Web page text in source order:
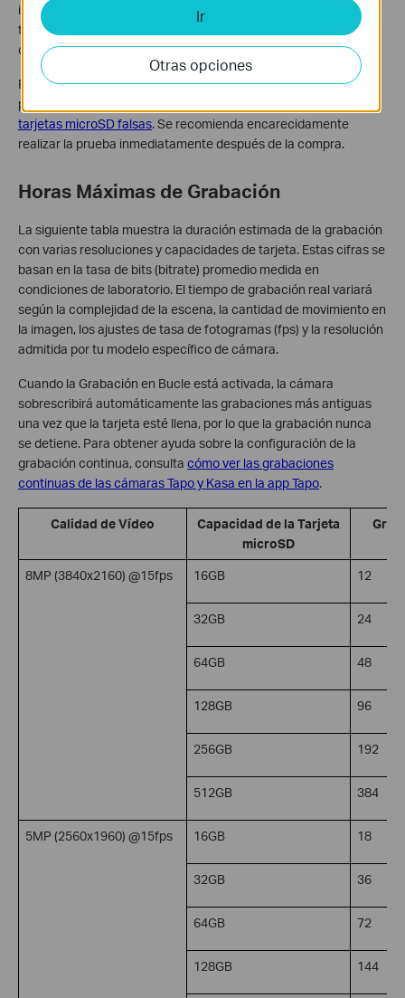
indexa todo el espacio de almacenamiento de la tarjeta, una
tarjeta con capacidad falsificada no se formateará
correctamente y no funcionará con la cámara.
Para obtener instrucciones detalladas sobre cómo identificar y
probar una tarjeta microSD falsa, consulta
tarjetas microSD falsas. Se recomienda encarecidamente
realizar la prueba inmediatamente después de la compra.
Horas Máximas de Grabación
La siguiente tabla muestra la duración estimada de la grabación
con varias resoluciones y capacidades de tarjeta. Estas cifras se
basan en la tasa de bits (bitrate) promedio medida en
condiciones de laboratorio. El tiempo de grabación real variará
según la complejidad de la escena, la cantidad de movimiento en
la imagen, los ajustes de tasa de fotogramas (fps) y la resolución
admitida por tu modelo específico de cámara.
Cuando la Grabación en Bucle está activada, la cámara
sobrescribirá automáticamente las grabaciones más antiguas
una vez que la tarjeta esté llena, por lo que la grabación nunca
se detiene. Para obtener ayuda sobre la configuración de la
grabación continua, consulta cómo ver las grabaciones
continuas de las cámaras Tapo y Kasa en la app Tapo.
Calidad de Vídeo
Capacidad de la Tarjeta
microSD
8MP (3840x2160) @15fps 16GB 12
32GB 24
64GB 48
128GB 96
256GB 192
512GB 384
5MP (2560x1960) @15fps 16GB 18
32GB 36
64GB 72
128GB 144
Ir
Otras opciones